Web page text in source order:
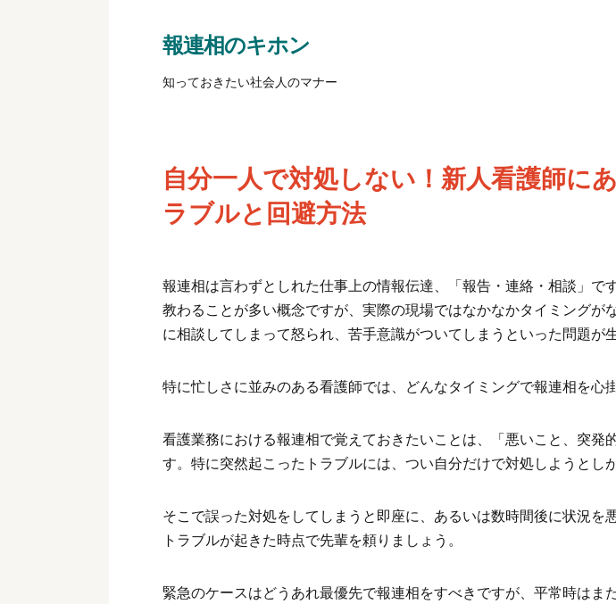
報連相のキホン
知っておきたい社会人のマナー
自分一人で対処しない！新人看護師に
ラブルと回避方法
報連相は言わずとしれた仕事上の情報伝達、「報告・連絡・相談」で
教わることが多い概念ですが、実際の現場ではなかなかタイミングが
に相談してしまって怒られ、苦手意識がついてしまうといった問題が
特に忙しさに並みのある看護師では、どんなタイミングで報連相を心
看護業務における報連相で覚えておきたいことは、「悪いこと、突発
す。特に突然起こったトラブルには、つい自分だけで対処しようとしが
そこで誤った対処をしてしまうと即座に、あるいは数時間後に状況を
トラブルが起きた時点で先輩を頼りましょう。
緊急のケースはどうあれ最優先で報連相をすべきですが、平常時はま